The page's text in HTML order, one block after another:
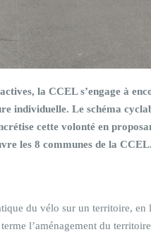
la CCEL s’engage à
individuelle. Le schéma
cette volonté en
les 8 communes de la CCEL.
du vélo sur un territoire, en
l’aménagement du